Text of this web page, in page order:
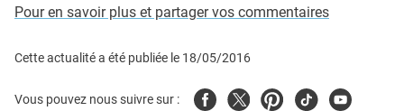
Pour en savoir plus et partager vos commentaires
Cette actualité a été publiée le 18/05/2016
Vous pouvez nous suivre sur : FacebookTwitterPinterest
TiktokYoutube